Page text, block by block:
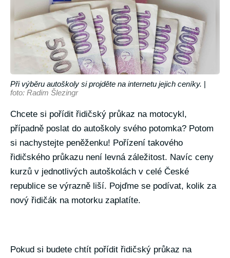
Při výběru autoškoly si projděte na internetu jejich ceníky. |
foto: Radim Šlezingr
Chcete si pořídit řidičský průkaz na motocykl,
případně poslat do autoškoly svého potomka? Potom
si nachystejte peněženku! Pořízení takového
řidičského průkazu není levná záležitost. Navíc ceny
kurzů v jednotlivých autoškolách v celé České
republice se výrazně liší. Pojďme se podívat, kolik za
nový řidičák na motorku zaplatíte.
Pokud si budete chtít pořídit řidičský průkaz na